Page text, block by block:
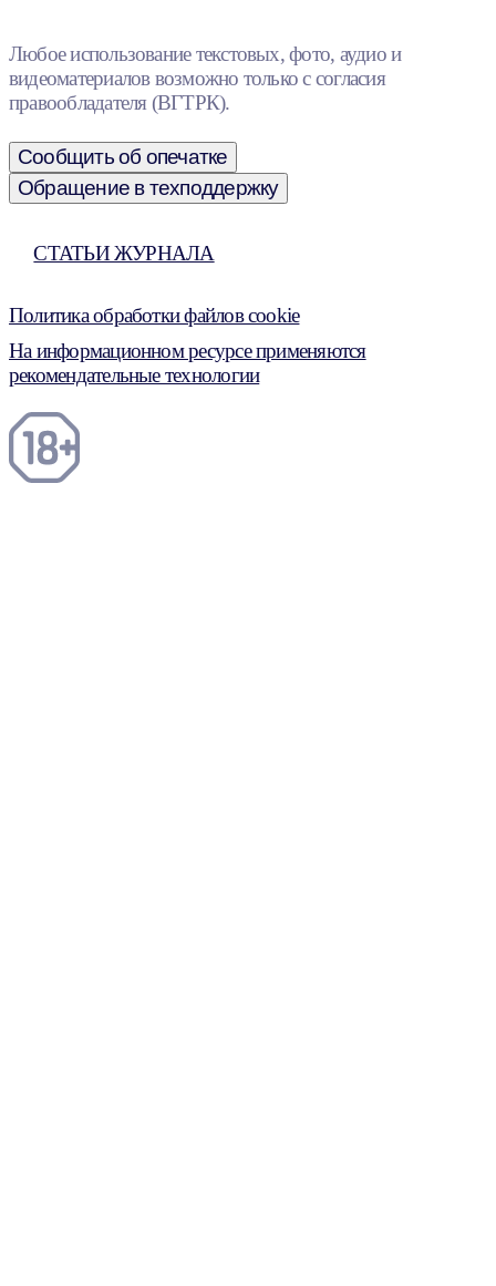
Любое использование текстовых, фото, аудио и
видеоматериалов возможно только с согласия
правообладателя (ВГТРК).
Сообщить об опечатке
Обращение в техподдержку
СТАТЬИ ЖУРНАЛА
Политика обработки файлов cookie
На информационном ресурсе применяются
рекомендательные технологии